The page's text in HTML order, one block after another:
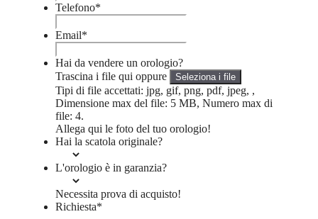
Telefono*
Email*
Hai da vendere un orologio?
Trascina i file qui oppure
Seleziona i file
Tipi di file accettati: jpg, gif, png, pdf, jpeg, ,
Dimensione max del file: 5 MB, Numero max di
file: 4.
Allega qui le foto del tuo orologio!
Hai la scatola originale?
L'orologio è in garanzia?
Necessita prova di acquisto!
Richiesta*